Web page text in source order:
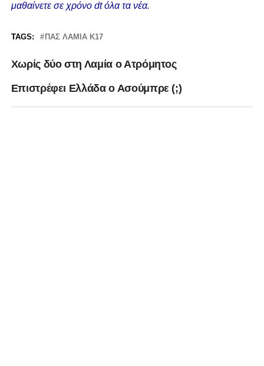
μαθαίνετε σε χρόνο dt όλα τα νέα.
TAGS: ΠΑΣ ΛΑΜΙΑ Κ17
Χωρίς δύο στη Λαμία ο Ατρόμητος
Eπιστρέφει Ελλάδα ο Ασούμπρε (;)